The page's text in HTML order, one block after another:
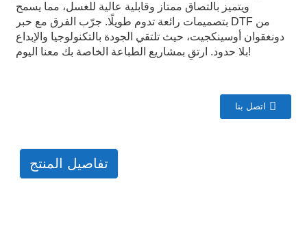
ويتميز بالتصاق ممتاز وقابلية عالية للغسل، مما يسمح
بتصميمات رائعة تدوم طويلًا. جرّب الفرق مع حبر DTF من
دونغقوان أوسينكجيت، حيث تلتقي الجودة بالتكنولوجيا والإبداع
بلا حدود. ارتقِ بمشاريع الطباعة الخاصة بك معنا اليوم!
اتصل بنا
تفاصيل المنتج